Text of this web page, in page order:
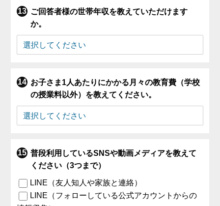
ご回答者様の世帯年収を教えていただけます
か。
お子さま1人あたりにかかる月々の教育費（学校
の授業料以外）を教えてください。
普段利用しているSNSや動画メディアを教えて
ください（3つまで）
LINE（友人知人や家族と連絡）
LINE（フォローしている公式アカウントからの